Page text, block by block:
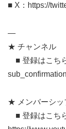
■ X：https://
—
★ チャンネル
■ 登録はこち
★ メンバーシッ
■ 登録はこち